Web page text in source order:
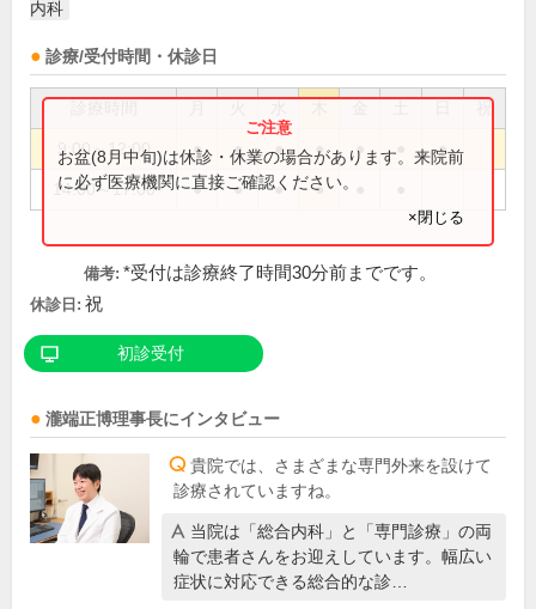
内科
診療/受付時間・休診日
祝
9:00～12:00 ● ● ● ● ● ●
14:00～17:00 ● ● ● ●
お盆(8月中旬)は休診・休業の場合があります。来院前
に必ず医療機関に直接ご確認ください。
×閉じる
備考: *受付は診療終了時間30分前までです。
休診日: 祝
初診受付
瀧端正博理事長にインタビュー
貴院では、さまざまな専門外来を設けて
診療されていますね。
当院は「総合内科」と「専門診療」の両
輪で患者さんをお迎えしています。幅広い
症状に対応できる総合的な診…